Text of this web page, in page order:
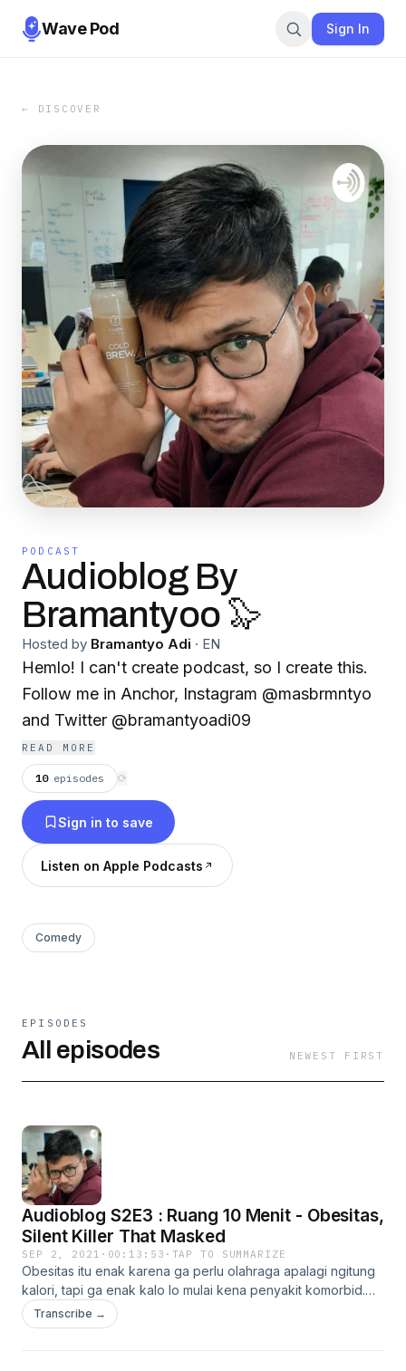
Wave Pod Sign In
← DISCOVER
PODCAST
Audioblog By
Bramantyoo 🦭
Hosted by Bramantyo Adi · EN
Hemlo! I can't create podcast, so I create this.
Follow me in Anchor, Instagram @masbrmntyo
and Twitter @bramantyoadi09
READ MORE
10 episodes ⟳
Sign in to save
Listen on Apple Podcasts
Comedy
EPISODES
All episodes NEWEST FIRST
Audioblog S2E3 : Ruang 10 Menit - Obesitas,
Silent Killer That Masked
SEP 2, 2021 · 00:13:53 · TAP TO SUMMARIZE
Obesitas itu enak karena ga perlu olahraga apalagi ngitung
kalori, tapi ga enak kalo lo mulai kena penyakit komorbid.
Tyo sendiri obesitas, dan dia dapet cerita mindblowing.
Simak disini.
Transcribe →